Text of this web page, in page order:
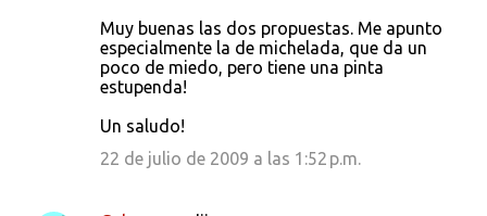
Muy buenas las dos propuestas. Me apunto
especialmente la de michelada, que da un
poco de miedo, pero tiene una pinta
estupenda!
Un saludo!
22 de julio de 2009 a las 1:52 p.m.